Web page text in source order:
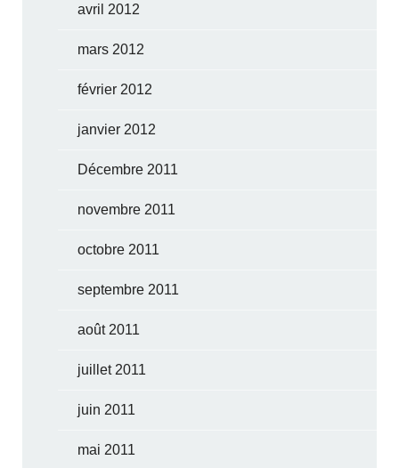
avril 2012
mars 2012
février 2012
janvier 2012
Décembre 2011
novembre 2011
octobre 2011
septembre 2011
août 2011
juillet 2011
juin 2011
mai 2011